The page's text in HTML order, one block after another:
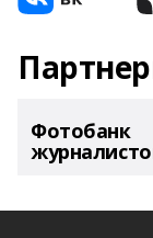
Фотобанк